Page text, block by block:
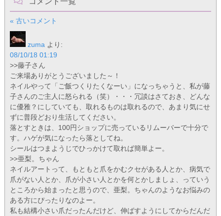
« 古いコメント
zuma より:
08/10/18 01:19
>>藤子さん
ご来場ありがとうございました～！
ネイルやって「ご飯つくりたくなーい」になっちゃうと、私が藤
子さんのご主人に怒られる（笑）・・・冗談はさておき、どんな
に優雅？にしていても、取れるものは取れるので、あまり気にせ
ずに普段どおり生活してください。
落とすときは、100円ショップに売っているリムーバーで十分で
す。ハゲが気になったら落としてね。
シールはつまようじでひっかけて取れば簡単よー。
>>亜梨。ちゃん
ネイルアートって、もともと爪をかむクセがある人とか、病気で
爪がない人とか、爪が小さい人とかを何とかしましょ、っていう
ところから始まったと思うので、亜梨。ちゃんのようなお悩みの
ある方にぴったりなのよー。
私も結構小さい爪だったんだけど、伸ばすようにしてからだんだ